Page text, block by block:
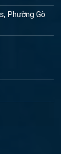
Phường Gò